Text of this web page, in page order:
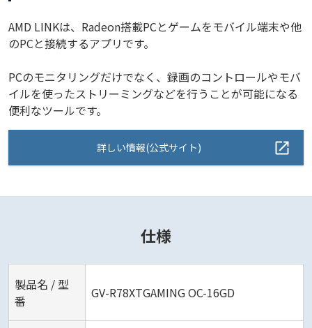
AMD LINKは、Radeon搭載PCとゲームをモバイル端末や他
のPCと接続するアプリです。
PCのモニタリングだけでなく、録画のコントロールやモバ
イルを使ったストリーミングなどを行うことが可能になる
便利なツールです。
詳しい情報(公式サイト)
仕様
製品名 / 型
番
GV-R78XTGAMING OC-16GD